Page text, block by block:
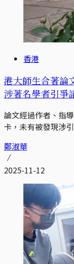
香港
港大師生合著論
涉著名學者引
論文經過作者、指
卡，未有被發現涉
鄭淑華
2025-11-12